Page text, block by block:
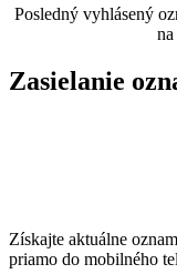
Posledný vyhlásený
Zasielanie
Získajte aktuálne
priamo do mobilného